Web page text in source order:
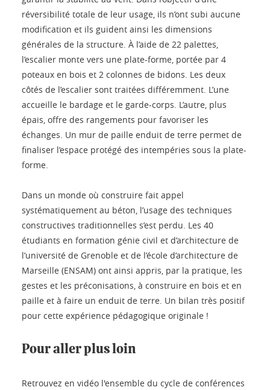
réversibilité totale de leur usage, ils n’ont subi aucune
modification et ils guident ainsi les dimensions
générales de la structure. À l’aide de 22 palettes,
l’escalier monte vers une plate-forme, portée par 4
poteaux en bois et 2 colonnes de bidons. Les deux
côtés de l’escalier sont traitées différemment. L’une
accueille le bardage et le garde-corps. L’autre, plus
épais, offre des rangements pour favoriser les
échanges. Un mur de paille enduit de terre permet de
finaliser l’espace protégé des intempéries sous la plate-
forme.
Dans un monde où construire fait appel
systématiquement au béton, l’usage des techniques
constructives traditionnelles s’est perdu. Les 40
étudiants en formation génie civil et d’architecture de
l’université de Grenoble et de l’école d’architecture de
Marseille (ENSAM) ont ainsi appris, par la pratique, les
gestes et les préconisations, à construire en bois et en
paille et à faire un enduit de terre. Un bilan très positif
pour cette expérience pédagogique originale !
Pour aller plus loin
Retrouvez en vidéo l'ensemble du cycle de conférences